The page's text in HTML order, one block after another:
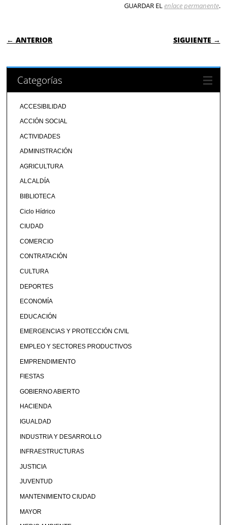
GUARDAR EL enlace permanente.
NAVEGACIÓN DE ENTRADAS
← ANTERIOR SIGUIENTE →
Categorías
ACCESIBILIDAD
ACCIÓN SOCIAL
ACTIVIDADES
ADMINISTRACIÓN
AGRICULTURA
ALCALDÍA
BIBLIOTECA
Ciclo Hídrico
CIUDAD
COMERCIO
CONTRATACIÓN
CULTURA
DEPORTES
ECONOMÍA
EDUCACIÓN
EMERGENCIAS Y PROTECCIÓN CIVIL
EMPLEO Y SECTORES PRODUCTIVOS
EMPRENDIMIENTO
FIESTAS
GOBIERNO ABIERTO
HACIENDA
IGUALDAD
INDUSTRIA Y DESARROLLO
INFRAESTRUCTURAS
JUSTICIA
JUVENTUD
MANTENIMIENTO CIUDAD
MAYOR